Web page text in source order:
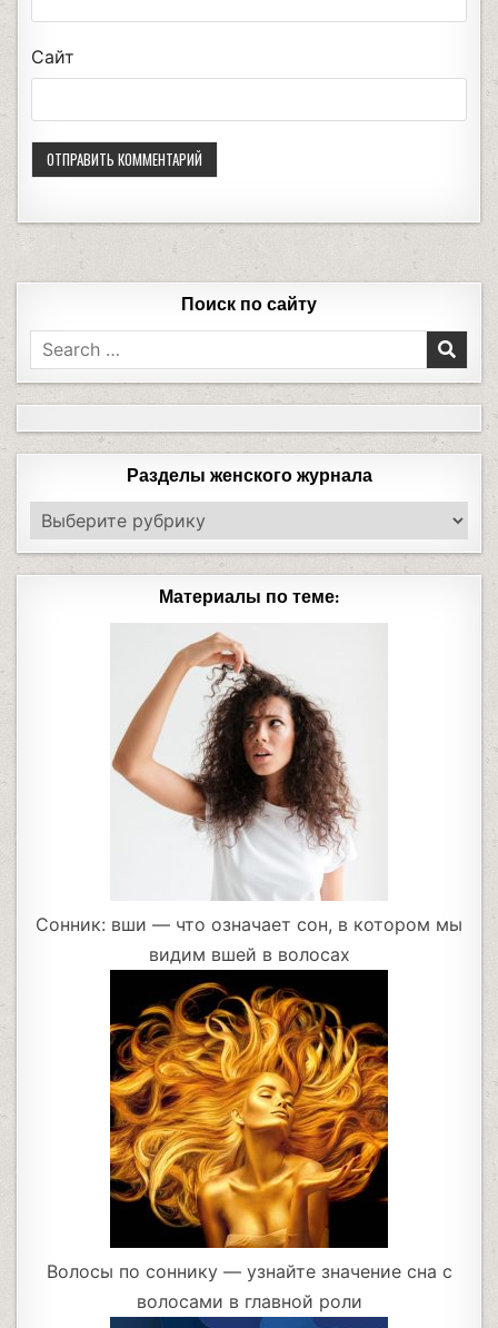
Сайт
Поиск по сайту
Разделы женского журнала
Материалы по теме:
Сонник: вши — что означает сон, в котором мы
видим вшей в волосах
Волосы по соннику — узнайте значение сна с
волосами в главной роли